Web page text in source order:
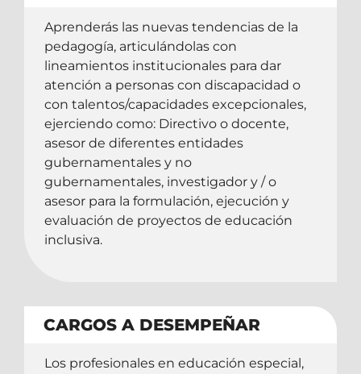
Aprenderás las nuevas tendencias de la
pedagogía, articulándolas con
lineamientos institucionales para dar
atención a personas con discapacidad o
con talentos/capacidades excepcionales,
ejerciendo como: Directivo o docente,
asesor de diferentes entidades
gubernamentales y no
gubernamentales, investigador y / o
asesor para la formulación, ejecución y
evaluación de proyectos de educación
inclusiva.
CARGOS A DESEMPEÑAR
Los profesionales en educación especial,